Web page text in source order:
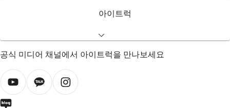
아이트럭
공식 미디어 채널에서 아이트럭을 만나보세요